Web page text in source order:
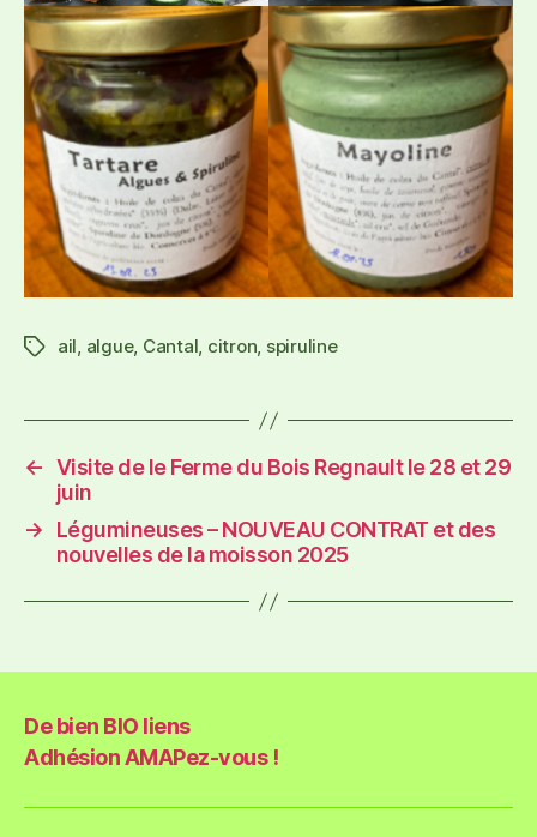
ail, algue, Cantal, citron, spiruline
← Visite de le Ferme du Bois Regnault le 28 et 29
juin
→
Légumineuses – NOUVEAU CONTRAT et des
nouvelles de la moisson 2025
De bien BIO liens
Adhésion AMAPez-vous !